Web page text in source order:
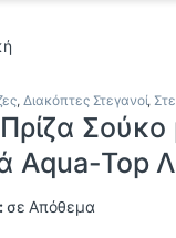
, Διακόπτες Στεγανοί,
Aqua-Top
σε Απόθεμα